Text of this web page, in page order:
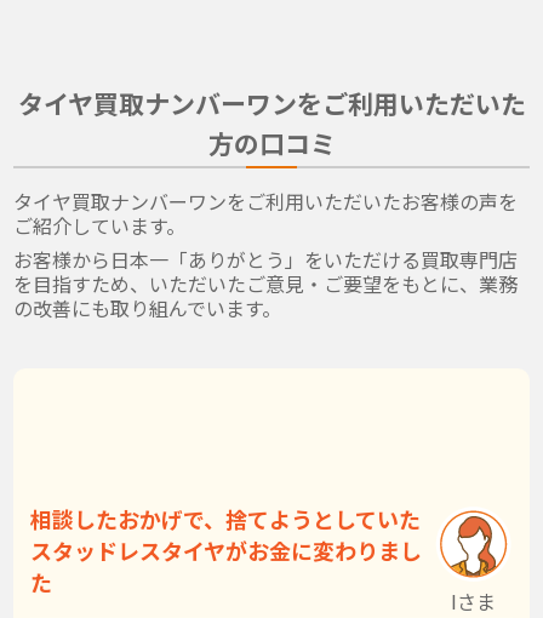
タイヤ買取ナンバーワンをご利用いただいた
方の口コミ
タイヤ買取ナンバーワンをご利用いただいたお客様の声を
ご紹介しています。
お客様から日本一「ありがとう」をいただける買取専門店
を目指すため、いただいたご意見・ご要望をもとに、業務
の改善にも取り組んでいます。
相談したおかげで、捨てようとしていた
スタッドレスタイヤがお金に変わりまし
た
Iさま